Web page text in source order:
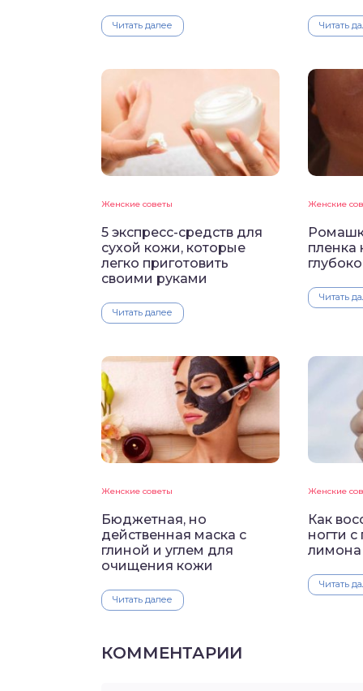
Читать далее Читать
Женские советы
5 экспресс-средств для
сухой кожи, которые
легко приготовить
своими руками
Читать далее
Женские
пленка
Читать
Женские советы
Бюджетная, но
действенная маска с
глиной и углем для
очищения кожи
Читать далее
Женские
Как
ногти
лимона
Читать
КОММЕНТАРИИ